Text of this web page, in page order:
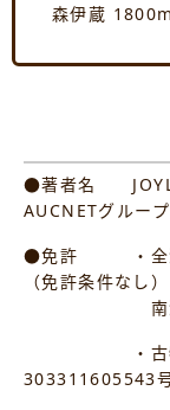
森伊蔵
●著者名
AUCNETグループ
●免許 ・全酒
（免許条件なし）
南酒（証
・古物商許
303311605543